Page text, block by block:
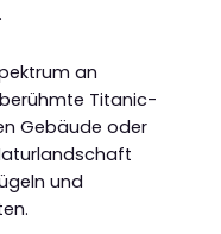
an
Titanic-
Gebäude oder
und